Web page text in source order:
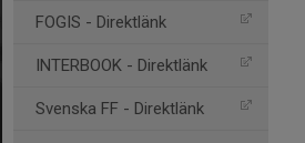
FOGIS - Direktlänk
INTERBOOK - Direktlänk
Svenska FF - Direktlänk